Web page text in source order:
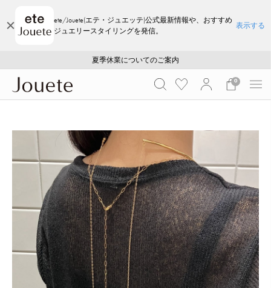
ete/Jouete(エテ・ジュエッテ)公式最新情報や、おすすめ
ジュエリースタイリングを発信。
表示する
採用のご案内
ご注文いただいたお品物のお届け状況について
夏季休業についてのご案内
WEB LIMITED ITEMS >>
採用のご案内
ご注文いただいたお品物のお届け状況について
0